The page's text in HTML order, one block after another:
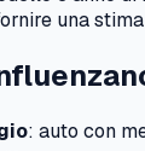
una
: auto con